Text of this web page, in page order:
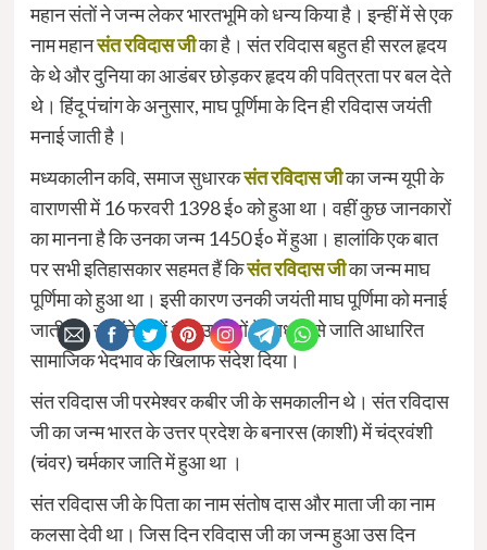
महान संतों ने जन्म लेकर भारतभूमि को धन्य किया है। इन्‍हीं में से एक
नाम महानसंत रविदास जीका है। संत रविदास बहुत ही सरल हृदय
के थे और दुनिया का आडंबर छोड़कर हृदय की पवित्रता पर बल देते
थे। हिंदू पंचांग के अनुसार, माघ पूर्णिमा के दिन ही रविदास जयंती
मनाई जाती है।
मध्यकालीन कवि, समाज सुधारकसंत रविदास जीका जन्म यूपी के
वाराणसी में 16 फरवरी 1398 ई० को हुआ था। वहीं कुछ जानकारों
का मानना है कि उनका जन्म 1450 ई० में हुआ। हालांकि एक बात
पर सभी इतिहासकार सहमत हैं किसंत रविदास जीका जन्म माघ
पूर्णिमा को हुआ था। इसी कारण उनकी जयंती माघ पूर्णिमा को मनाई
जाती है। उन्होंने दोहों और उपदेशों के माध्यम से जाति आधारित
सामाजिक भेदभाव के खिलाफ संदेश दिया।
संत रविदास जी परमेश्वर कबीर जी के समकालीन थे। संत रविदास
जी का जन्म भारत के उत्तर प्रदेश के बनारस (काशी) में चंद्रवंशी
(चंवर) चर्मकार जाति में हुआ था ।
संत रविदास जी के पिता का नाम संतोष दास और माता जी का नाम
कलसा देवी था। जिस दिन रविदास जी का जन्म हुआ उस दिन